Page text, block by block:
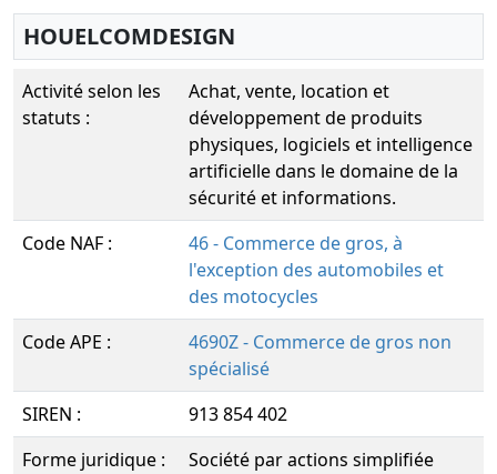
HOUELCOMDESIGN
Activité selon les
statuts :
Achat, vente, location et
développement de produits
physiques, logiciels et intelligence
artificielle dans le domaine de la
sécurité et informations.
Code NAF :
46 - Commerce de gros, à
l'exception des automobiles et
des motocycles
Code APE :
4690Z - Commerce de gros non
spécialisé
SIREN :
913 854 402
Forme juridique :
Société par actions simplifiée